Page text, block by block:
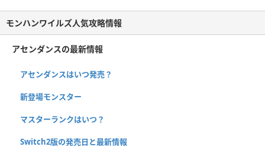
モンハンワイルズ人気攻略情報
アセンダンスの最新情報
アセンダンスはいつ発売？
新登場モンスター
マスターランクはいつ？
Switch2版の発売日と最新情報